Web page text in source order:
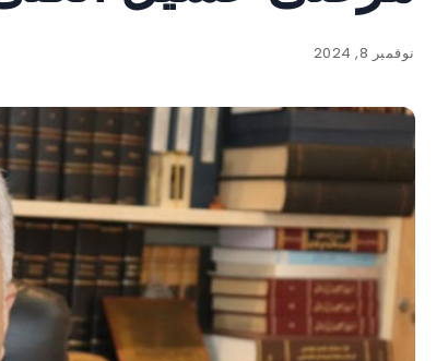
نوفمبر 8, 2024